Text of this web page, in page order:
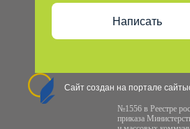
Написать
Сайт создан на портале
№1556 в Реестре
приказа